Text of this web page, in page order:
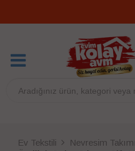
Ev Tekstili
Nevresim Takımı